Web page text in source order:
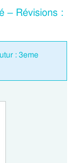
– Révisions :
: 3eme